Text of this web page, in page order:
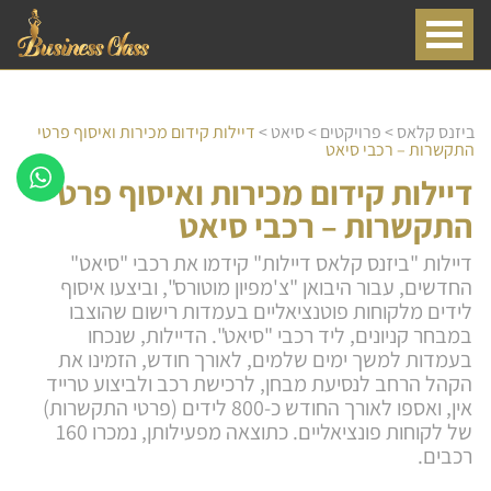
ביזנס קלאס>פרויקטים>סיאט>דיילות קידום מכירות ואיסוף פרטי
התקשרות – רכבי סיאט
דיילות קידום מכירות ואיסוף פרטי
התקשרות – רכבי סיאט
דיילות "ביזנס קלאס דיילות" קידמו את רכבי "סיאט"
החדשים, עבור היבואן "צ'מפיון מוטורס", וביצעו איסוף
לידים מלקוחות פוטנציאליים בעמדות רישום שהוצבו
במבחר קניונים, ליד רכבי "סיאט". הדיילות, שנכחו
בעמדות למשך ימים שלמים, לאורך חודש, הזמינו את
הקהל הרחב לנסיעת מבחן, לרכישת רכב ולביצוע טרייד
אין, ואספו לאורך החודש כ-800 לידים (פרטי התקשרות)
של לקוחות פונציאליים. כתוצאה מפעילותן, נמכרו 160
רכבים.